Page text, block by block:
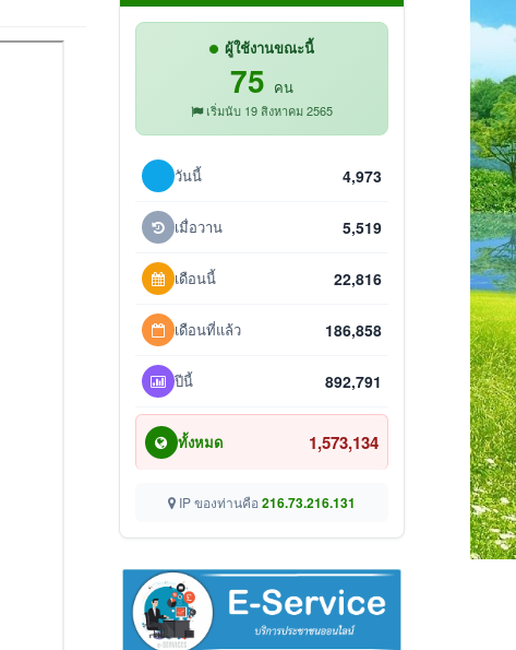
ผู้ใช้งานขณะนี้
75 คน
เริ่มนับ 19 สิงหาคม 2565
วันนี้ 4,973
เมื่อวาน 5,519
เดือนนี้ 22,816
เดือนที่แล้ว 186,858
ปีนี้ 892,791
ทั้งหมด 1,573,134
IP ของท่านคือ 216.73.216.131